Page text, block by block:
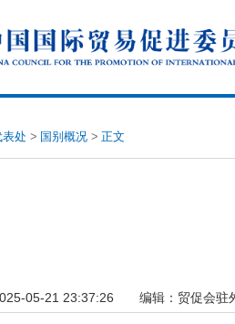
处 > 国别概况 > 正文
05-21 23:37:26 编辑： 贸促会驻